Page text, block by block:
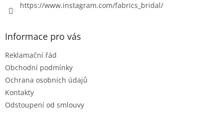
https://www.instagram.com/fabrics_bridal/
Informace pro vás
Reklamační řád
Obchodní podmínky
Ochrana osobních údajů
Kontakty
Odstoupení od smlouvy